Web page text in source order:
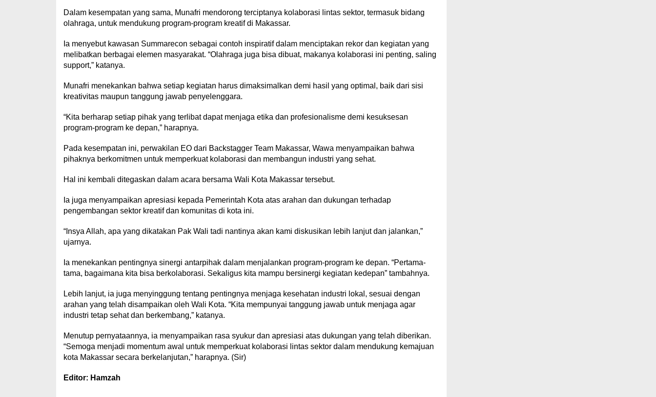
Dalam kesempatan yang sama, Munafri mendorong terciptanya kolaborasi lintas sektor, termasuk bidang
olahraga, untuk mendukung program-program kreatif di Makassar.
Ia menyebut kawasan Summarecon sebagai contoh inspiratif dalam menciptakan rekor dan kegiatan yang
melibatkan berbagai elemen masyarakat. “Olahraga juga bisa dibuat, makanya kolaborasi ini penting, saling
support,” katanya.
Munafri menekankan bahwa setiap kegiatan harus dimaksimalkan demi hasil yang optimal, baik dari sisi
kreativitas maupun tanggung jawab penyelenggara.
“Kita berharap setiap pihak yang terlibat dapat menjaga etika dan profesionalisme demi kesuksesan
program-program ke depan,” harapnya.
Pada kesempatan ini, perwakilan EO dari Backstagger Team Makassar, Wawa menyampaikan bahwa
pihaknya berkomitmen untuk memperkuat kolaborasi dan membangun industri yang sehat.
Hal ini kembali ditegaskan dalam acara bersama Wali Kota Makassar tersebut.
Ia juga menyampaikan apresiasi kepada Pemerintah Kota atas arahan dan dukungan terhadap
pengembangan sektor kreatif dan komunitas di kota ini.
“Insya Allah, apa yang dikatakan Pak Wali tadi nantinya akan kami diskusikan lebih lanjut dan jalankan,”
ujarnya.
Ia menekankan pentingnya sinergi antarpihak dalam menjalankan program-program ke depan. “Pertama-
tama, bagaimana kita bisa berkolaborasi. Sekaligus kita mampu bersinergi kegiatan kedepan” tambahnya.
Lebih lanjut, ia juga menyinggung tentang pentingnya menjaga kesehatan industri lokal, sesuai dengan
arahan yang telah disampaikan oleh Wali Kota. “Kita mempunyai tanggung jawab untuk menjaga agar
industri tetap sehat dan berkembang,” katanya.
Menutup pernyataannya, ia menyampaikan rasa syukur dan apresiasi atas dukungan yang telah diberikan.
“Semoga menjadi momentum awal untuk memperkuat kolaborasi lintas sektor dalam mendukung kemajuan
kota Makassar secara berkelanjutan,” harapnya. (Sir)
Editor: Hamzah